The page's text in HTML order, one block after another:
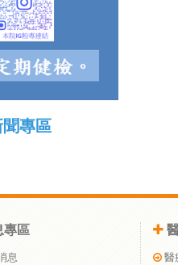
專區
專區
息
醫